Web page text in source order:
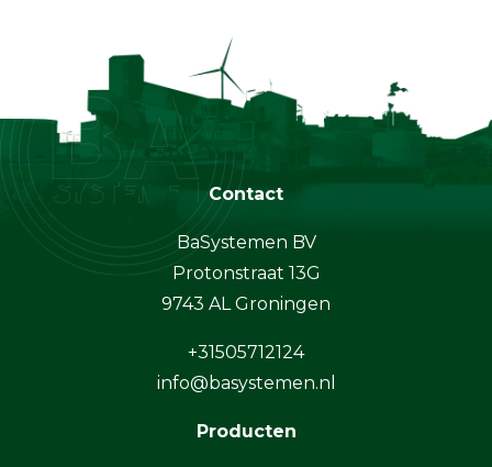
Contact
BaSystemen BV
Protonstraat 13G
9743 AL Groningen
+31505712124
info@basystemen.nl
Producten